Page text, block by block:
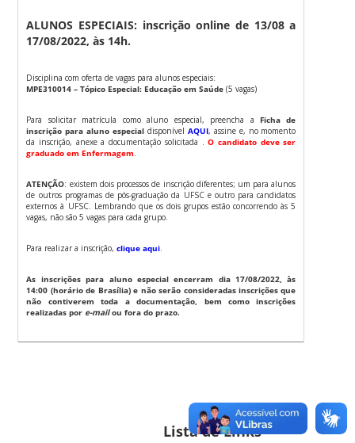
ALUNOS ESPECIAIS: inscrição online de 13/08 a
17/08/2022, às 14h.
Disciplina com oferta de vagas para alunos especiais:
MPE310014 – Tópico Especial: Educação em Saúde (5 vagas)
Para solicitar matrícula como aluno especial, preencha a Ficha de
inscrição para aluno especial disponível AQUI, assine e, no momento
da inscrição, anexe a documentação solicitada .O candidato deve ser
graduado em Enfermagem
ATENÇÃO: existem dois processos de inscrição diferentes; um para alunos
de outros programas de pós-graduação da UFSC e outro para candidatos
externos à UFSC. Lembrando que os dois grupos estão concorrendo às 5
vagas, não são 5 vagas para cada grupo.
Para realizar a inscrição,clique aqui
As inscrições para aluno especial encerram dia 17/08/2022, às
14:00 (horário de Brasília) e não serão consideradas inscrições que
não contiverem toda a documentação, bem como inscrições
realizadas por e-mailou fora do prazo.
Lista de Links